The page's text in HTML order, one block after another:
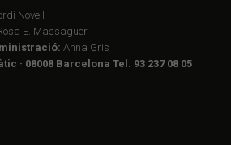
Novell
E. Massaguer
Anna Gris
· 08008 Barcelona Tel. 93 237 08 05